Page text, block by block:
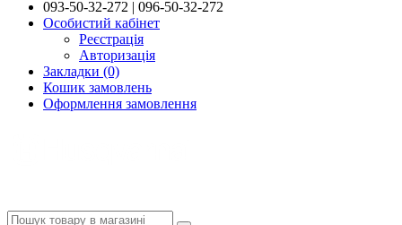
093-50-32-272 | 096-50-32-272
Особистий кабінет
Реєстрація
Авторизація
Закладки (0)
Кошик замовлень
Оформлення замовлення